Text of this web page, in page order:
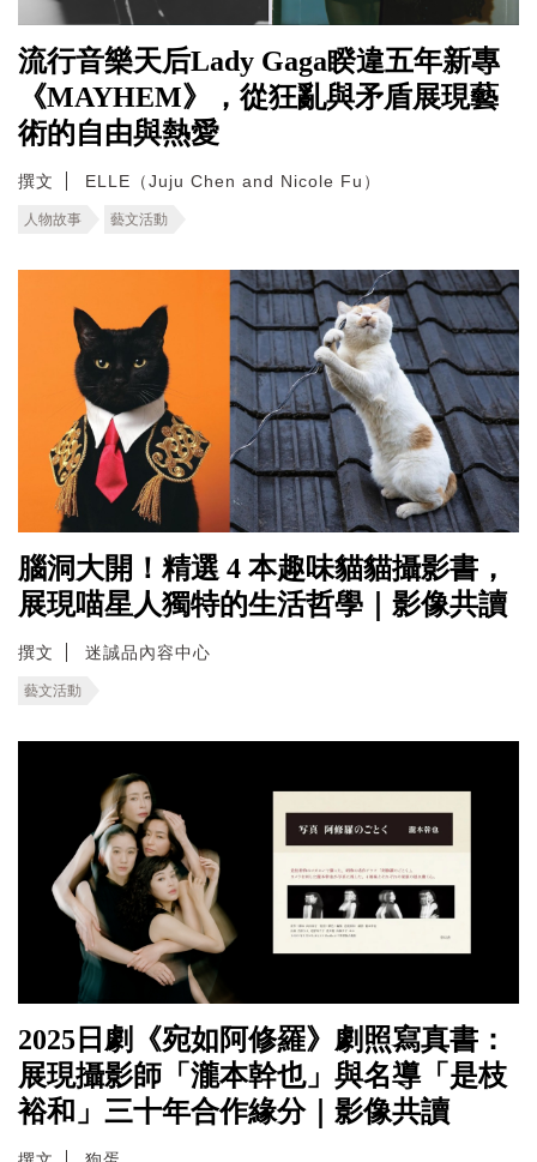
流行音樂天后Lady Gaga睽違五年新專
《MAYHEM》，從狂亂與矛盾展現藝
術的自由與熱愛
撰文 ELLE（Juju Chen and Nicole Fu）
人物故事 藝文活動
腦洞大開！精選 4 本趣味貓貓攝影書，
展現喵星人獨特的生活哲學｜影像共讀
撰文 迷誠品內容中心
藝文活動
2025日劇《宛如阿修羅》劇照寫真書：
展現攝影師「瀧本幹也」與名導「是枝
裕和」三十年合作緣分｜影像共讀